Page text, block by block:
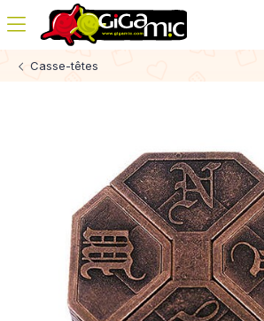
Casse-têtes